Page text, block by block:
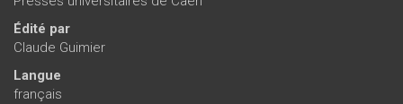
Édité par
Claude Guimier
Langue
français